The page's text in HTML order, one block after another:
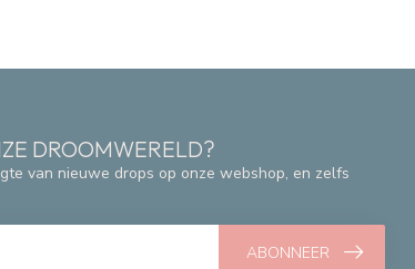
DROOMWERELD?
van nieuwe drops op onze webshop, en zelfs
ABONNEER